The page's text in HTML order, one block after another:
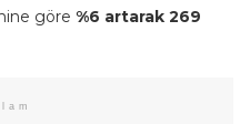
göre %6 artarak 269